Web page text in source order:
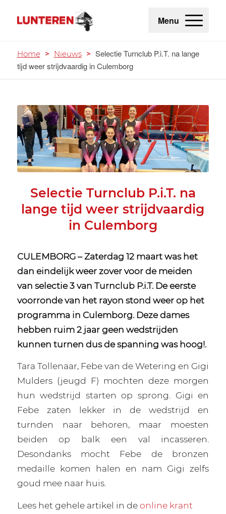
Menu
Home > Nieuws > Selectie Turnclub P.i.T. na lange
tijd weer strijdvaardig in Culemborg
Selectie Turnclub P.i.T. na
lange tijd weer strijdvaardig
in Culemborg
CULEMBORG – Zaterdag 12 maart was het
dan eindelijk weer zover voor de meiden
van selectie 3 van Turnclub P.i.T. De eerste
voorronde van het rayon stond weer op het
programma in Culemborg. Deze dames
hebben ruim 2 jaar geen wedstrijden
kunnen turnen dus de spanning was hoog!.
Tara Tollenaar, Febe van de Wetering en Gigi
Mulders (jeugd F) mochten deze morgen
hun wedstrijd starten op sprong. Gigi en
Febe zaten lekker in de wedstrijd en
turnden naar behoren, maar moesten
beiden op balk een val incasseren.
Desondanks mocht Febe de bronzen
medaille komen halen en nam Gigi zelfs
goud mee naar huis.
Lees het gehele artikel in deonline krant